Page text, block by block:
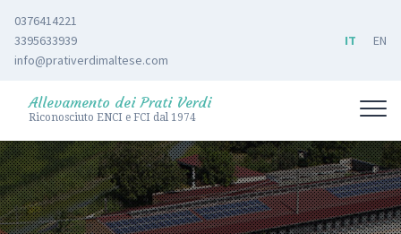
0376414221
3395633939
info@prativerdimaltese.com
IT EN
Allevamento dei Prati Verdi
Riconosciuto ENCI e FCI dal 1974